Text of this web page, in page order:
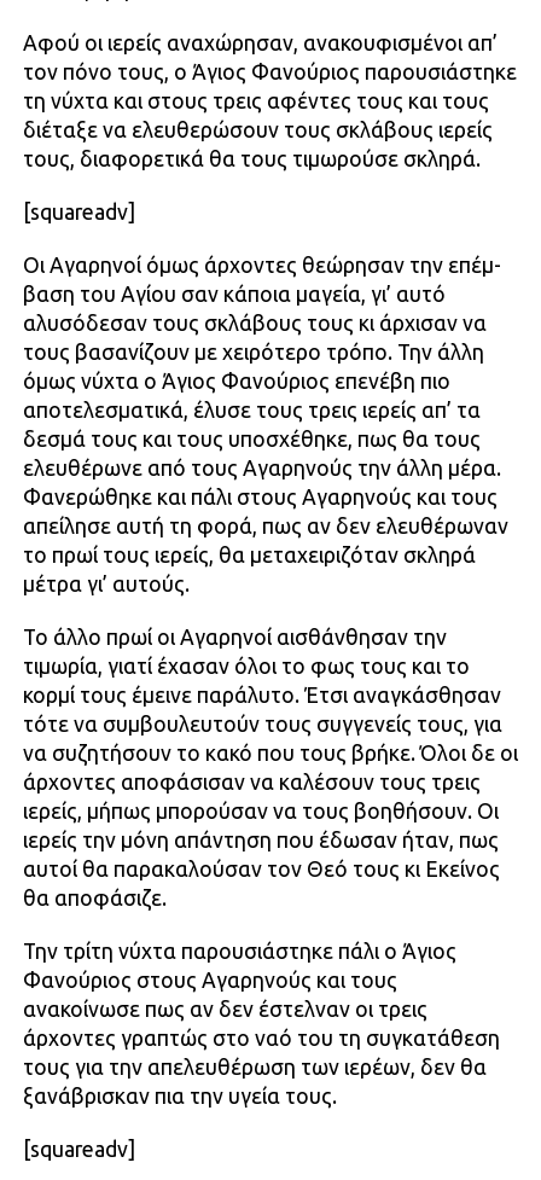
Αφού οι ιερείς αναχώρησαν, ανακουφι­σμένοι απ’
τον πόνο τους, ο Άγιος Φανού­ριος παρουσιάστηκε
τη νύχτα και στους τρεις αφέντες τους και τους
διέταξε να ελευ­θερώσουν τους σκλάβους ιερείς
τους, δια­φορετικά θα τους τιμωρούσε σκληρά.
[squareadv]
Οι Αγαρηνοί όμως άρχοντες θεώρησαν την επέμ­
βαση του Αγίου σαν κάποια μαγεία, γι’ αυ­τό
αλυσόδεσαν τους σκλάβους τους κι άρ­χισαν να
τους βασανίζουν με χειρότερο τρό­πο. Την άλλη
όμως νύχτα ο Άγιος Φανούριος επενέβη πιο
αποτελεσματικά, έλυσε τους τρεις ιερείς απ’ τα
δεσμά τους και τους υ­ποσχέθηκε, πως θα τους
ελευθέρωνε από τους Αγαρηνούς την άλλη μέρα.
Φανερώ­θηκε και πάλι στους Αγαρηνούς και τους
απείλησε αυτή τη φορά, πως αν δεν ελευθέρωναν
το πρωί τους ιερείς, θα μεταχειρι­ζόταν σκληρά
μέτρα γι’ αυτούς.
Το άλλο πρωί οι Αγαρηνοί αισθάνθησαν την
τιμωρία, γιατί έχασαν όλοι το φως τους και το
κορμί τους έμεινε παράλυτο. Έτσι αναγκάσθησαν
τότε να συμβουλευτούν τους συγγενείς τους, για
να συζητήσουν το κα­κό που τους βρήκε. Όλοι δε οι
άρχοντες αποφάσισαν να καλέσουν τους τρεις
ιερείς, μήπως μπορούσαν να τους βοηθήσουν. Οι
ιερείς την μόνη απάντηση που έδωσαν ήταν, πως
αυτοί θα παρακαλούσαν τον Θεό τους κι Εκείνος
θα αποφάσιζε.
Την τρίτη νύχτα παρουσιάστηκε πάλι ο Άγιος
Φανούριος στους Αγαρηνούς και τους
ανακοίνωσε πως αν δεν έστελναν οι τρεις
άρχοντες γραπτώς στο ναό του τη συγκατάθεση
τους για την απελευθέρωση των ιερέων, δεν θα
ξανάβρισκαν πια την υ­γεία τους.
[squareadv]